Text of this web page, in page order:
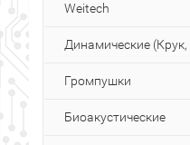
Weitech
Динамические
Громпушки
Биоакустические